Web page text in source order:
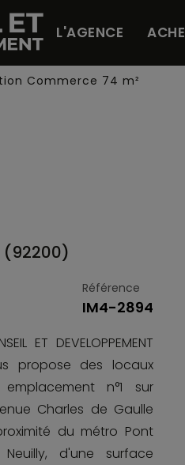
L'AGENCE
Commerce 74 m²
(92200)
Référence
IM4-2894
ET DEVELOPPEMENT
propose des locaux
n°1 sur
Charles de Gaulle
du métro Pont
d'une surface